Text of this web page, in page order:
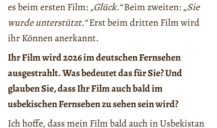
es beim ersten Film: „Glück.“Beim zweiten: „Sie
wurde unterstützt.“Erst beim dritten Film wird
ihr Können anerkannt.
Ihr Film wird 2026 im deutschen Fernsehen
ausgestrahlt. Was bedeutet das für Sie? Und
glauben Sie, dass Ihr Film auch bald im
usbekischen Fernsehen zu sehen sein wird?
Ich hoffe, dass mein Film bald auch in Usbekistan